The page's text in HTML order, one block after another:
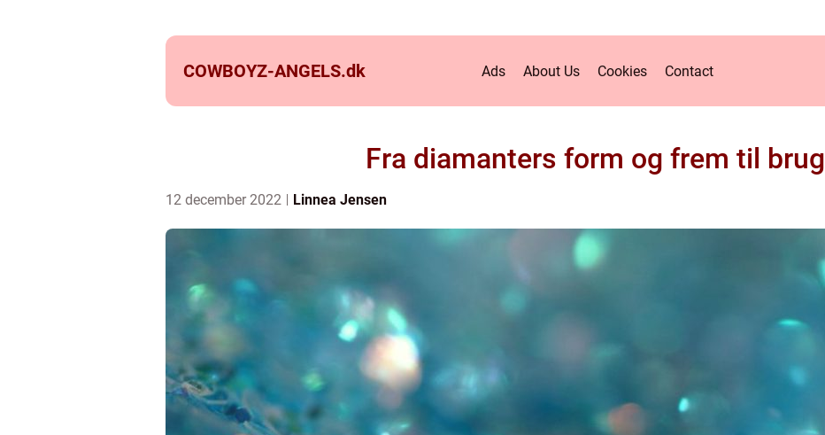
COWBOYZ-ANGELS.dk Ads About Us Cookies Contact
Fra diamanters form og frem til brug
12 december 2022 Linnea Jensen